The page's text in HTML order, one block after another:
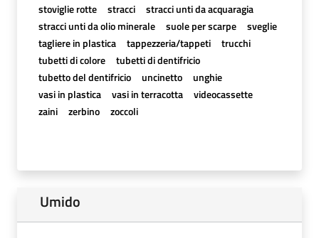
stoviglie rotte
stracci
stracci unti da acquaragia
stracci unti da olio minerale
suole per scarpe
sveglie
tagliere in plastica
tappezzeria/tappeti
trucchi
tubetti di colore
tubetti di dentifricio
tubetto del dentifricio
uncinetto
unghie
vasi in plastica
vasi in terracotta
videocassette
zaini
zerbino zoccoli
Umido